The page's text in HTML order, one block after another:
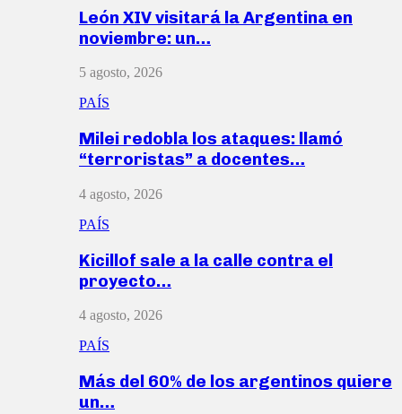
León XIV visitará la Argentina en
noviembre: un…
5 agosto, 2026
PAÍS
Milei redobla los ataques: llamó
“terroristas” a docentes…
4 agosto, 2026
PAÍS
Kicillof sale a la calle contra el
proyecto…
4 agosto, 2026
PAÍS
Más del 60% de los argentinos quiere
un…